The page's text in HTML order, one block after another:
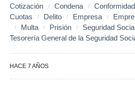
Cotización
Condena Conformidad
Cuotas
Delito Empresa
Multa
Prisión Seguridad
Tesorería General de la Seguridad
HACE 7 AÑOS